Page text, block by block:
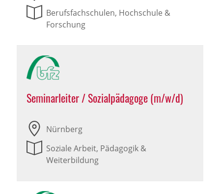
Berufsfachschulen, Hochschule &
Forschung
Seminarleiter / Sozialpädagoge (m/w/d)
Nürnberg
Soziale Arbeit, Pädagogik &
Weiterbildung